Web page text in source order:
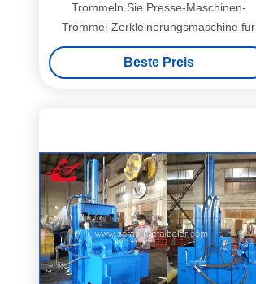
Trommeln Sie Presse-Maschinen-
Trommel-Zerkleinerungsmaschine für
Fass 208L/kleinere Trommel
Beste Preis